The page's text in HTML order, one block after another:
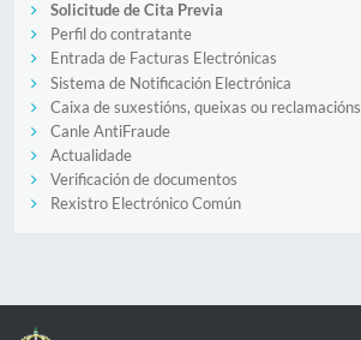
Solicitude de Cita Previa
Perfil do contratante
Entrada de Facturas Electrónicas
Sistema de Notificación Electrónica
Caixa de suxestións, queixas ou reclamacións
Canle AntiFraude
Actualidade
Verificación de documentos
Rexistro Electrónico Común